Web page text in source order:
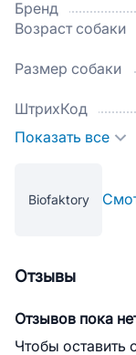
Бренд
Возраст собаки
Размер собаки
ШтрихКод
Показать все
Biofaktory
Отзывы
Отзывов пока
Чтобы оставить